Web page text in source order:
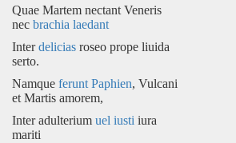
Quae Martem nectant Veneris
nec brachia laedant
Interdelicias roseo prope liuida
serto.
Namque ferunt Paphien, Vulcani
et Martis amorem,
Inter adulterium uel iusti iura
mariti